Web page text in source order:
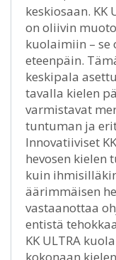
keskiosaan. KK
on oliivin
kuolaimiin – se
eteenpäin.
keskipala
tavalla kielen
varmistavat
tuntuman ja
Innovatiiviset
hevosen kielen
kuin
äärimmäisen
vastaanottaa
entistä
KK ULTRA